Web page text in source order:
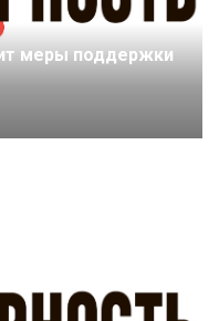
меры поддержки